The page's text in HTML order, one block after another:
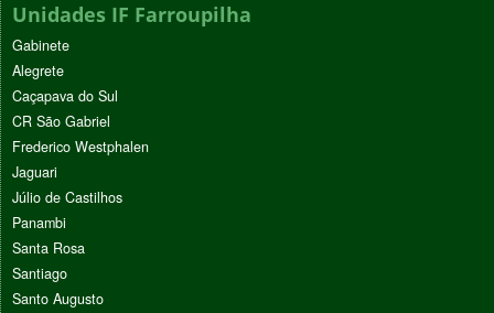
Unidades IF Farroupilha
Gabinete
Alegrete
Caçapava do Sul
CR São Gabriel
Frederico Westphalen
Jaguari
Júlio de Castilhos
Panambi
Santa Rosa
Santiago
Santo Augusto